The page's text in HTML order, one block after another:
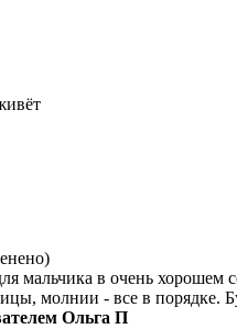
мальчика в очень хорошем
молнии - все в порядке.
Ольга П